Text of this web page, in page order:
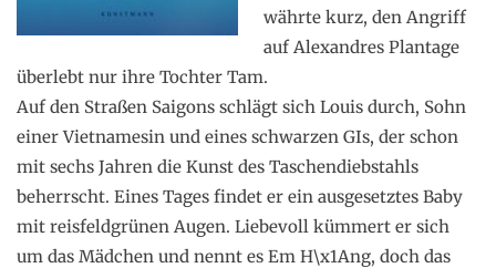
währte kurz, den Angriff
auf Alexandres Plantage
überlebt nur ihre Tochter Tam.
Auf den Straßen Saigons schlägt sich Louis durch, Sohn
einer Vietnamesin und eines schwarzen GIs, der schon
mit sechs Jahren die Kunst des Taschendiebstahls
beherrscht. Eines Tages findet er ein ausgesetztes Baby
mit reisfeldgrünen Augen. Liebevoll kümmert er sich
um das Mädchen und nennt es Em H\x1Ang, doch das